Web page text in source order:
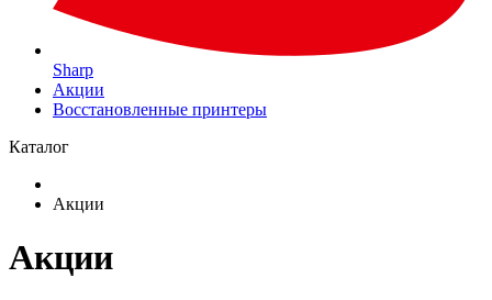
Sharp
Акции
Восстановленные принтеры
Каталог
Акции
Акции